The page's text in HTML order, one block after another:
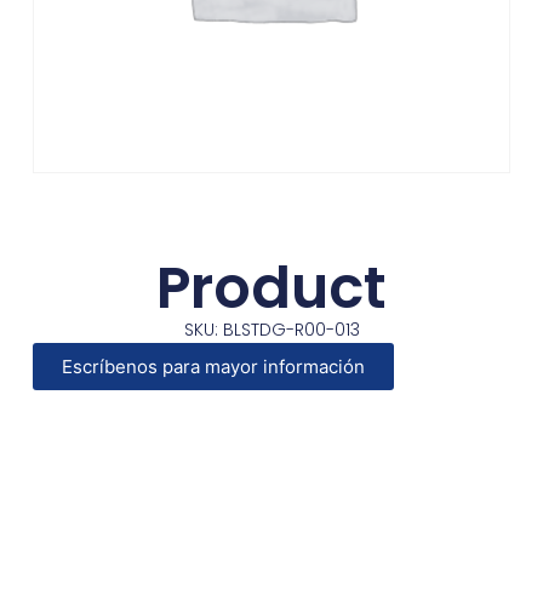
Product
SKU: BLSTDG-R00-013
Escríbenos para mayor información